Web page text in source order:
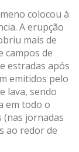
colocou à
A erupção
mais de
campos de
estradas após
emitidos pelo
lava, sendo
em todo o
jornadas
ao redor de